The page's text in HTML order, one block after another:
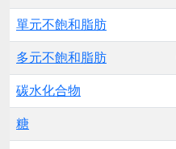
單元不飽和脂肪
多元不飽和脂肪
碳水化合物
糖